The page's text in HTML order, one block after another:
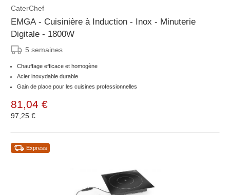
CaterChef
EMGA - Cuisinière à Induction - Inox - Minuterie
Digitale - 1800W
5 semaines
Chauffage efficace et homogène
Acier inoxydable durable
Gain de place pour les cuisines professionnelles
81,04 €
97,25 €
Express